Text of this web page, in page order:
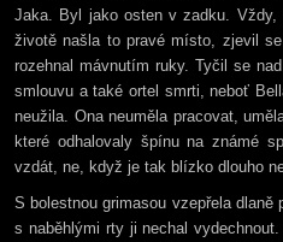
Jaka. Byl jako osten v zadku.
životě našla to pravé místo, zjevil
rozehnal mávnutím ruky. Tyčil se
smlouvu a také ortel smrti, neboť
neužila. Ona neuměla pracovat,
které odhalovaly špínu na známé
vzdát, ne, když je tak blízko dlouho
S bolestnou grimasou vzepřela
s naběhlými rty ji nechal